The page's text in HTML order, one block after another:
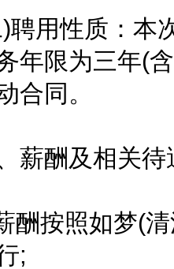
性质：本次
年限为三年(
合同。
酬及相关待
按照如梦(清
;